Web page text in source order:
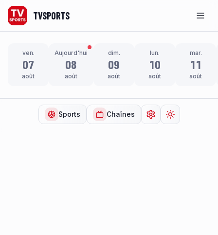
TVSPORTS
ven.
07
août
Aujourd'hui
08
août
dim.
09
août
lun.
10
août
mar.
11
août
Sports Chaînes Ouvrir lesChanger de